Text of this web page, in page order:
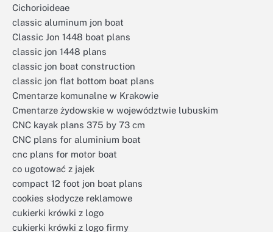
Cichorioideae
classic aluminum jon boat
Classic Jon 1448 boat plans
classic jon 1448 plans
classic jon boat construction
classic jon flat bottom boat plans
Cmentarze komunalne w Krakowie
Cmentarze żydowskie w województwie lubuskim
CNC kayak plans 375 by 73 cm
CNC plans for aluminium boat
cnc plans for motor boat
co ugotować z jajek
compact 12 foot jon boat plans
cookies słodycze reklamowe
cukierki krówki z logo
cukierki krówki z logo firmy